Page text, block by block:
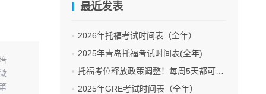
最近发表
2026年托福考试时间表（全年）
2025年青岛托福考试时间表(全年)
托福考位释放政策调整！每周5天都可抢考位
2025年GRE考试时间表（全年）